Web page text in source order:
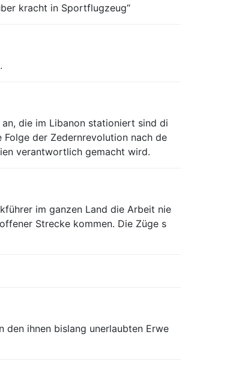
kracht in Sportflugzeug“
die im Libanon stationiert sind di
Folge der Zedernrevolution nach de
verantwortlich gemacht wird.
im ganzen Land die Arbeit nie
Strecke kommen. Die Züge s
den ihnen bislang unerlaubten Erwe